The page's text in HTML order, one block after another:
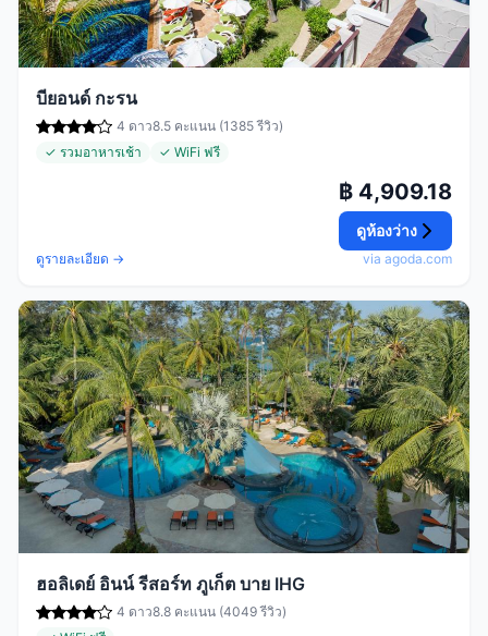
บียอนด์ กะรน
4 ดาว8.5 คะแนน (1385 รีวิว)
✓ รวมอาหารเช้า
✓ WiFi ฟรี
ดูรายละเอียด →
฿ 4,909.18
ดูห้องว่าง
via agoda.com
ฮอลิเดย์ อินน์ รีสอร์ท ภูเก็ต บาย IHG
4 ดาว8.8 คะแนน (4049 รีวิว)